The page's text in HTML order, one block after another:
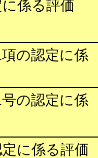
係る評価
の認定に係
の認定に係
に係る評価